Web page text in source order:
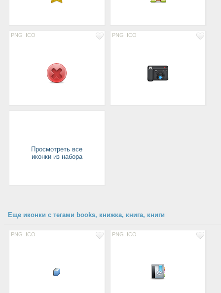
PNG ICO PNG ICO
Просмотреть все
иконки из набора
Еще иконки с тегами books, книжка, книга, книги
PNG ICO PNG ICO